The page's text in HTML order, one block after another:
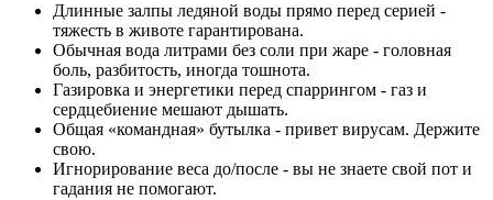
Длинные залпы ледяной воды прямо перед серией -
тяжесть в животе гарантирована.
Обычная вода литрами без соли при жаре - головная
боль, разбитость, иногда тошнота.
Газировка и энергетики перед спаррингом - газ и
сердцебиение мешают дышать.
Общая «командная» бутылка - привет вирусам. Держите
свою.
Игнорирование веса до/после - вы не знаете свой пот и
гадания не помогают.